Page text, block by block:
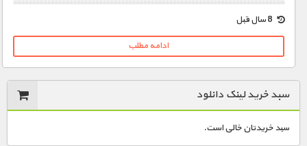
1000 تومان – دانلود قسمت 1 (افزودن به سبد خريد)
1000 تومان – دانلود قسمت 3 (افزودن به سبد خريد)
1000 تومان – دانلود قسمت 4 (افزودن به سبد خريد)
ادامه مطلب
سبد خرید لینک دانلود
سبد خریدتان خالی است.